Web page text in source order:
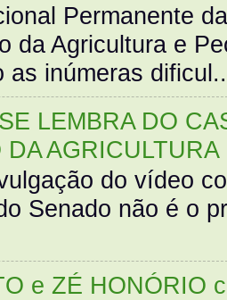
Permanente
da Agricultura e
as inúmeras
LEMBRA DO
AGRICULTURA
do vídeo
Senado não é o
e ZÉ HONÓRIO